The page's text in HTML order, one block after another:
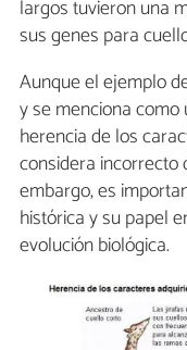
largos tuvieron una
sus genes para
Aunque el ejemplo
y se menciona
herencia de los
considera incorrecto
embargo, es
histórica y su papel
evolución biológica.